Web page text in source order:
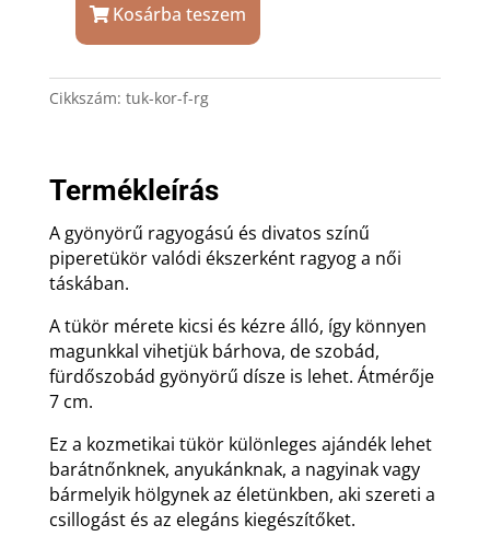
Rosegold
kozmetikai
tükör
ajándék
Kosárba teszem
Cikkszám: tuk-kor-f-rg
Termékleírás
A gyönyörű ragyogású és divatos színű
piperetükör valódi ékszerként ragyog a női
táskában.
A tükör mérete kicsi és kézre álló, így könnyen
magunkkal vihetjük bárhova, de szobád,
fürdőszobád gyönyörű dísze is lehet. Átmérője
7 cm.
Ez a kozmetikai tükör különleges ajándék lehet
barátnőnknek, anyukánknak, a nagyinak vagy
bármelyik hölgynek az életünkben, aki szereti a
csillogást és az elegáns kiegészítőket.